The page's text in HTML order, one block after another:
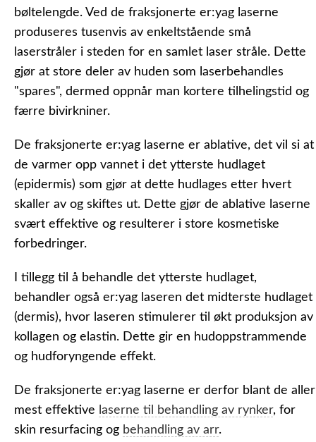
bøltelengde. Ved de fraksjonerte er:yag laserne
produseres tusenvis av enkeltstående små
laserstråler i steden for en samlet laser stråle. Dette
gjør at store deler av huden som laserbehandles
"spares", dermed oppnår man kortere tilhelingstid og
færre bivirkniner.
De fraksjonerte er:yag laserne er ablative, det vil si at
de varmer opp vannet i det ytterste hudlaget
(epidermis) som gjør at dette hudlages etter hvert
skaller av og skiftes ut. Dette gjør de ablative laserne
svært effektive og resulterer i store kosmetiske
forbedringer.
I tillegg til å behandle det ytterste hudlaget,
behandler også er:yag laseren det midterste hudlaget
(dermis), hvor laseren stimulerer til økt produksjon av
kollagen og elastin. Dette gir en hudoppstrammende
og hudforyngende effekt.
De fraksjonerte er:yag laserne er derfor blant de aller
mest effektive laserne til behandling av rynker, for
skin resurfacing og behandling av arr.